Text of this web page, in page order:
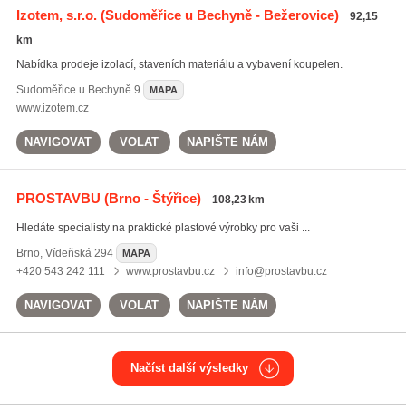
Izotem, s.r.o.(Sudoměřice u Bechyně - Bežerovice)
92,15
km
Nabídka prodeje izolací, staveních materiálu a vybavení koupelen.
Sudoměřice u Bechyně 9 MAPA
www.izotem.cz
NAVIGOVAT VOLAT NAPIŠTE NÁM
PROSTAVBU (Brno - Štýřice) 108,23 km
Hledáte specialisty na praktické plastové výrobky pro vaši ...
Brno, Vídeňská 294 MAPA
+420 543 242 111 www.prostavbu.cz info@prostavbu.cz
NAVIGOVAT VOLAT NAPIŠTE NÁM
Načíst další výsledky